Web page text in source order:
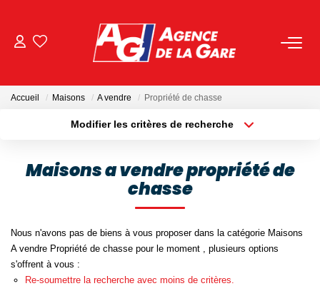
NOS AGENCES
Toutes Les Agences
Accueil Maisons A vendre Propriété de chasse
Modifier les critères de recherche
Budget max
Maisons a vendre propriété de
chasse
Nous n'avons pas de biens à vous proposer dans la catégorie Maisons
A vendre Propriété de chasse pour le moment , plusieurs options
s'offrent à vous :
Re-soumettre la recherche avec moins de critères.